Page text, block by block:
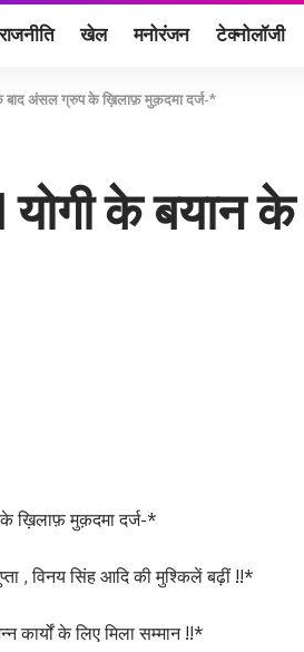
खेल मनोरंजन टेक्नोलॉजी
बाद अंसल ग्रुप के ख़िलाफ़ मुक़दमा दर्ज-*
योगी के बयान
ख़िलाफ़ मुक़दमा दर्ज-*
, विनय सिंह आदि की मुश्किलें बढ़ीं !!*
कार्यों के लिए मिला सम्मान !!*